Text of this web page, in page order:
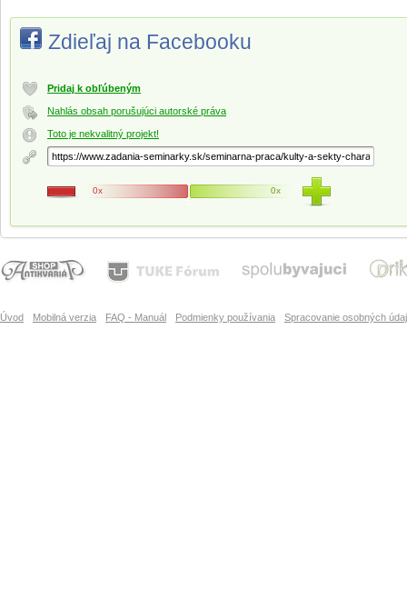
Zdieľaj na Facebooku
Pridaj k obľúbeným
Nahlás obsah porušujúci autorské práva
Toto je nekvalitný projekt!
0x 0x
Úvod Mobilná verzia FAQ - Manuál Podmienky používania Spracovanie osobných